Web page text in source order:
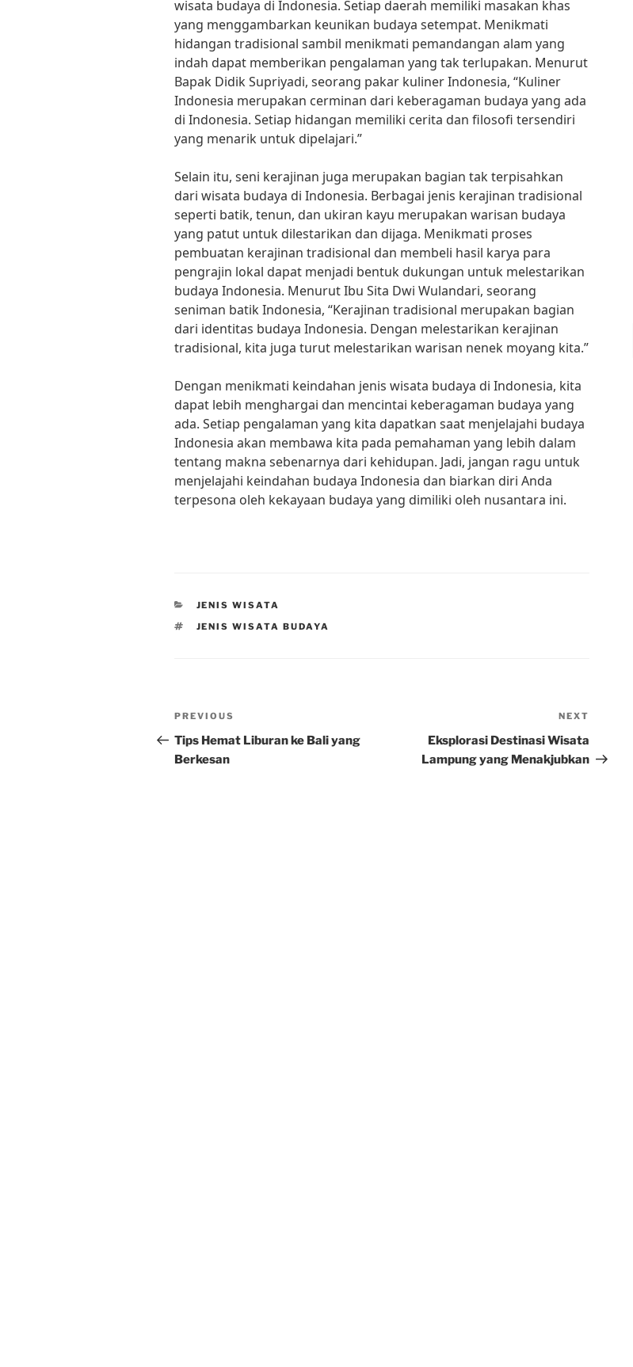
wisata budaya di Indonesia. Setiap daerah memiliki masakan khas
yang menggambarkan keunikan budaya setempat. Menikmati
hidangan tradisional sambil menikmati pemandangan alam yang
indah dapat memberikan pengalaman yang tak terlupakan. Menurut
Bapak Didik Supriyadi, seorang pakar kuliner Indonesia, “Kuliner
Indonesia merupakan cerminan dari keberagaman budaya yang ada
di Indonesia. Setiap hidangan memiliki cerita dan filosofi tersendiri
yang menarik untuk dipelajari.”
Selain itu, seni kerajinan juga merupakan bagian tak terpisahkan
dari wisata budaya di Indonesia. Berbagai jenis kerajinan tradisional
seperti batik, tenun, dan ukiran kayu merupakan warisan budaya
yang patut untuk dilestarikan dan dijaga. Menikmati proses
pembuatan kerajinan tradisional dan membeli hasil karya para
pengrajin lokal dapat menjadi bentuk dukungan untuk melestarikan
budaya Indonesia. Menurut Ibu Sita Dwi Wulandari, seorang
seniman batik Indonesia, “Kerajinan tradisional merupakan bagian
dari identitas budaya Indonesia. Dengan melestarikan kerajinan
tradisional, kita juga turut melestarikan warisan nenek moyang kita.”
Dengan menikmati keindahan jenis wisata budaya di Indonesia, kita
dapat lebih menghargai dan mencintai keberagaman budaya yang
ada. Setiap pengalaman yang kita dapatkan saat menjelajahi budaya
Indonesia akan membawa kita pada pemahaman yang lebih dalam
tentang makna sebenarnya dari kehidupan. Jadi, jangan ragu untuk
menjelajahi keindahan budaya Indonesia dan biarkan diri Anda
terpesona oleh kekayaan budaya yang dimiliki oleh nusantara ini.
CATEGORIES
JENIS WISATA
TAGS
JENIS WISATA BUDAYA
Post
navigation
Previous
Post
PREVIOUS
Tips Hemat Liburan ke Bali yang
Berkesan
NEXT
Eksplorasi Destinasi Wisata
Lampung yang Menakjubkan